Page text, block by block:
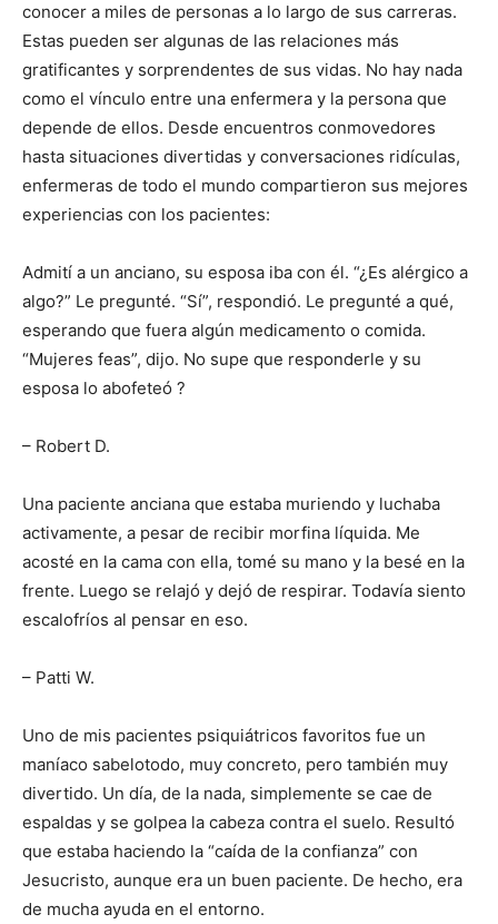
conocer a miles de personas a lo largo de sus carreras.
Estas pueden ser algunas de las relaciones más
gratificantes y sorprendentes de sus vidas. No hay nada
como el vínculo entre una enfermera y la persona que
depende de ellos. Desde encuentros conmovedores
hasta situaciones divertidas y conversaciones ridículas,
enfermeras de todo el mundo compartieron sus mejores
experiencias con los pacientes:
Admití a un anciano, su esposa iba con él. “¿Es alérgico a
algo?” Le pregunté. “Sí”, respondió. Le pregunté a qué,
esperando que fuera algún medicamento o comida.
“Mujeres feas”, dijo. No supe que responderle y su
esposa lo abofeteó ?
– Robert D.
Una paciente anciana que estaba muriendo y luchaba
activamente, a pesar de recibir morfina líquida. Me
acosté en la cama con ella, tomé su mano y la besé en la
frente. Luego se relajó y dejó de respirar. Todavía siento
escalofríos al pensar en eso.
– Patti W.
Uno de mis pacientes psiquiátricos favoritos fue un
maníaco sabelotodo, muy concreto, pero también muy
divertido. Un día, de la nada, simplemente se cae de
espaldas y se golpea la cabeza contra el suelo. Resultó
que estaba haciendo la “caída de la confianza” con
Jesucristo, aunque era un buen paciente. De hecho, era
de mucha ayuda en el entorno.